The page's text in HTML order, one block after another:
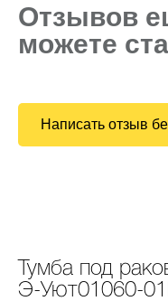
Отзывов
можете
Написать отзыв
Тумба под
Э-Уют01060-